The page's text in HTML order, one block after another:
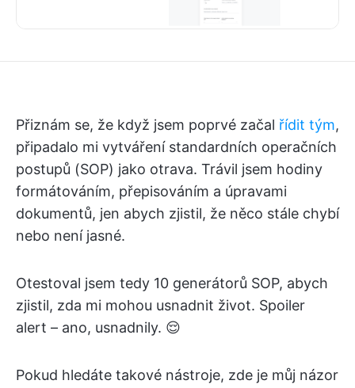
Přiznám se, že když jsem poprvé začal řídit tým,
připadalo mi vytváření standardních operačních
postupů (SOP) jako otrava. Trávil jsem hodiny
formátováním, přepisováním a úpravami
dokumentů, jen abych zjistil, že něco stále chybí
nebo není jasné.
Otestoval jsem tedy 10 generátorů SOP, abych
zjistil, zda mi mohou usnadnit život. Spoiler
alert – ano, usnadnily. 😌
Pokud hledáte takové nástroje, zde je můj názor